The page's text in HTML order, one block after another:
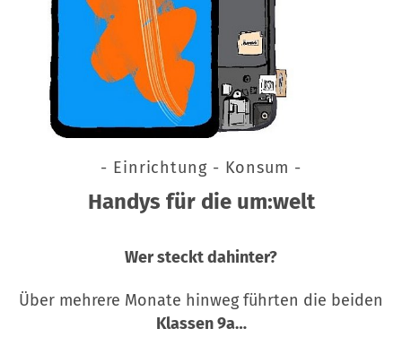
- Einrichtung - Konsum -
Handys für die um:welt
Wer steckt dahinter?
Über mehrere Monate hinweg führten die beiden
Klassen 9a…